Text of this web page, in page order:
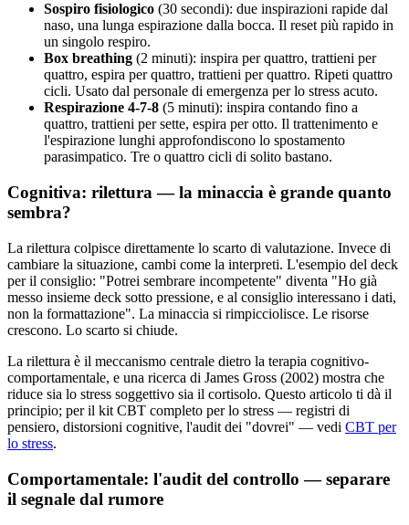
Sospiro fisiologico (30 secondi): due inspirazioni rapide dal
naso, una lunga espirazione dalla bocca. Il reset più rapido in
un singolo respiro.
Box breathing (2 minuti): inspira per quattro, trattieni per
quattro, espira per quattro, trattieni per quattro. Ripeti quattro
cicli. Usato dal personale di emergenza per lo stress acuto.
Respirazione 4-7-8 (5 minuti): inspira contando fino a
quattro, trattieni per sette, espira per otto. Il trattenimento e
l'espirazione lunghi approfondiscono lo spostamento
parasimpatico. Tre o quattro cicli di solito bastano.
Cognitiva: rilettura — la minaccia è grande quanto
sembra?
La rilettura colpisce direttamente lo scarto di valutazione. Invece di
cambiare la situazione, cambi come la interpreti. L'esempio del deck
per il consiglio: "Potrei sembrare incompetente" diventa "Ho già
messo insieme deck sotto pressione, e al consiglio interessano i dati,
non la formattazione". La minaccia si rimpicciolisce. Le risorse
crescono. Lo scarto si chiude.
La rilettura è il meccanismo centrale dietro la terapia cognitivo-
comportamentale, e una ricerca di James Gross (2002) mostra che
riduce sia lo stress soggettivo sia il cortisolo. Questo articolo ti dà il
principio; per il kit CBT completo per lo stress — registri di
pensiero, distorsioni cognitive, l'audit dei "dovrei" — vedi CBT per
lo stress.
Comportamentale: l'audit del controllo — separare
il segnale dal rumore